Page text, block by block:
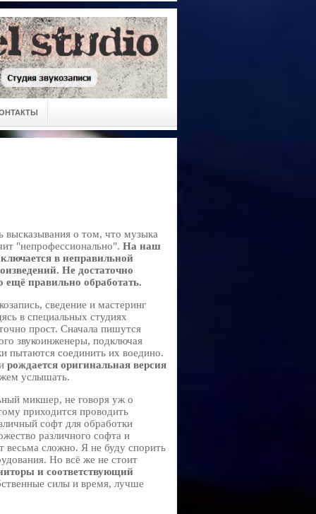
о том, что музыка
"непрофессионально". На наш
в неправильной
Не достаточно
ещё правильно обработать.
сведение и мастеринг
в специальных студиях
прост. Сначала пишутся
звукоинженеры, подключая
пытаются соединить их воедино.
рождается оригинальная версия
услышать.
микшер, не говоря уж о
приходится проводить
софт для обработки
различного софта и
весьма сложно. Я не буду спорить
Но всё же не стоит
и соответствующий
силы и время, лучше